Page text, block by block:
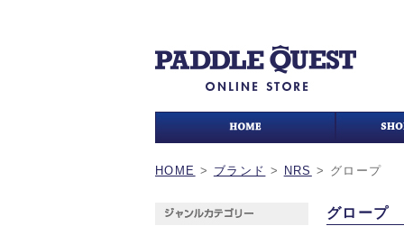
HOME > ブランド > NRS > グロープ
グロープ